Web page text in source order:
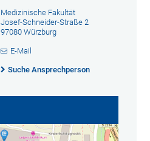
Medizinische Fakultät
Josef-Schneider-Straße 2
97080 Würzburg
E-Mail
Suche Ansprechperson